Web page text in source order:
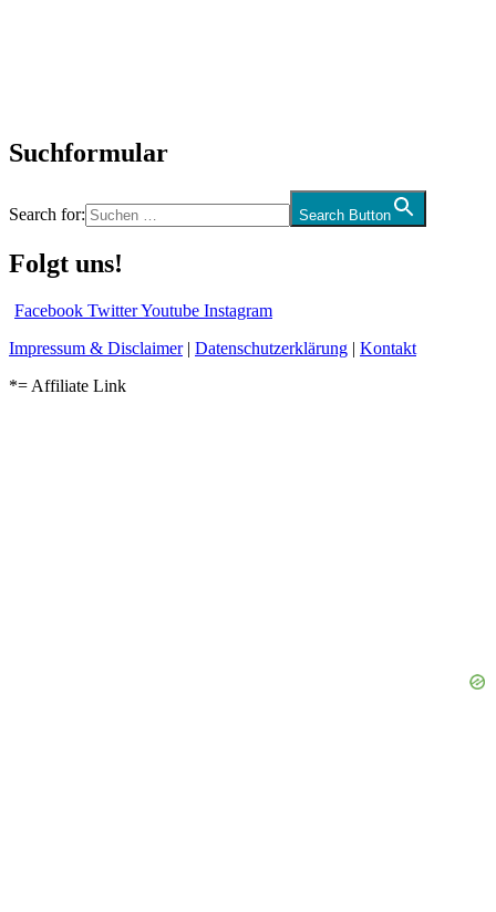
Suchformular
Search for: Search Button
Folgt uns!
Facebook TwitterYoutube Instagram
Impressum & Disclaimer| Datenschutzerklärung | Kontakt
*= Affiliate Link